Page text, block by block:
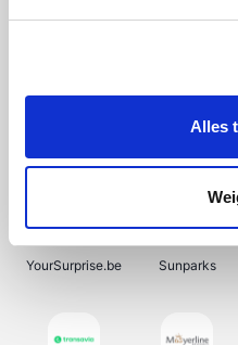
Alles
Shein Get Your Guide
YourSurprise.be Sunparks